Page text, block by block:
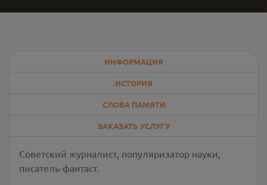
ИНФОРМАЦИЯ
ИСТОРИЯ
СЛОВА ПАМЯТИ
ЗАКАЗАТЬ УСЛУГУ
Советский журналист, популяризатор науки,
писатель-фантаст.